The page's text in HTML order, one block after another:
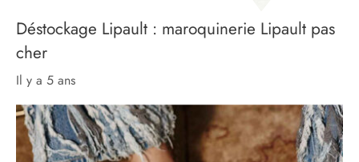
Déstockage Lipault : maroquinerie Lipault pas
cher
il y a 5 ans